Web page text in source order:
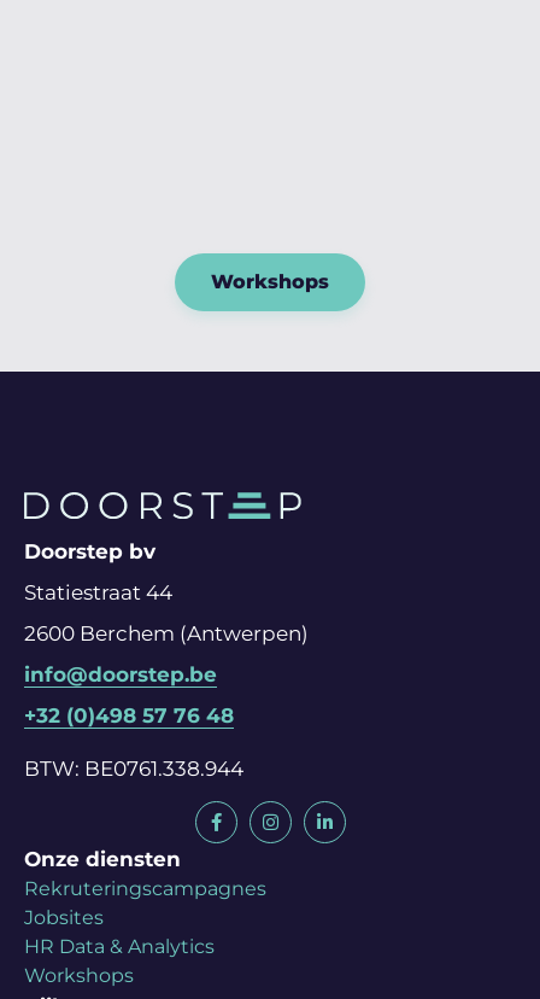
Workshops
Doorstep bv
Statiestraat 44
2600 Berchem (Antwerpen)
info@doorstep.be
+32 (0)498 57 76 48
BTW: BE0761.338.944
Onze diensten
Rekruteringscampagnes
Jobsites
HR Data & Analytics
Workshops